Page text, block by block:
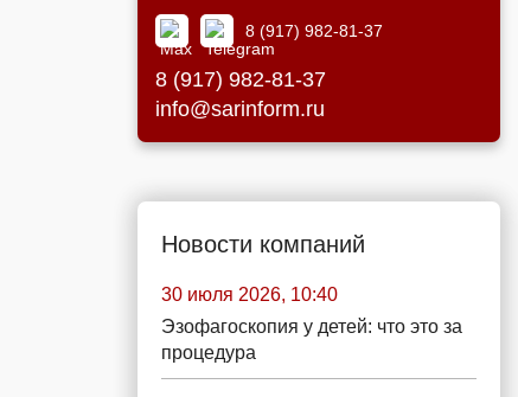
8 (917) 982-81-37
8 (917) 982-81-37
info@sarinform.ru
Новости компаний
30 июля 2026, 10:40
Эзофагоскопия у детей: что это за
процедура